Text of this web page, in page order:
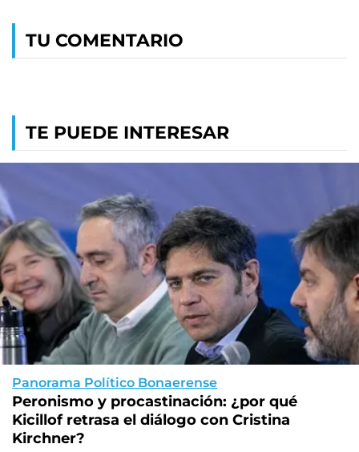
TU COMENTARIO
TE PUEDE INTERESAR
Panorama Político Bonaerense
Peronismo y procastinación: ¿por qué
Kicillof retrasa el diálogo con Cristina
Kirchner?